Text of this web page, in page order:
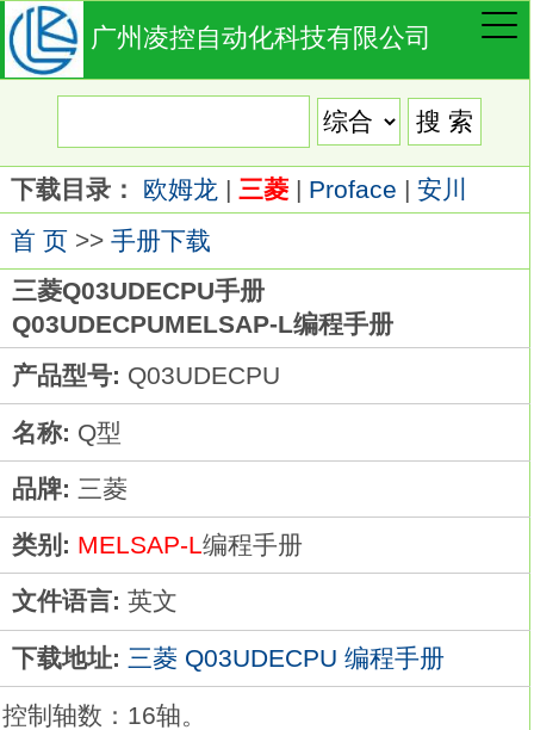
广州凌控自动化科技有限公司
下载目录： 欧姆龙 | 三菱| Proface | 安川
首 页>> 手册下载
三菱Q03UDECPU手册
Q03UDECPUMELSAP-L编程手册
产品型号: Q03UDECPU
名称: Q型
品牌: 三菱
类别: MELSAP-L编程手册
文件语言: 英文
下载地址: 三菱 Q03UDECPU 编程手册
控制轴数：16轴。